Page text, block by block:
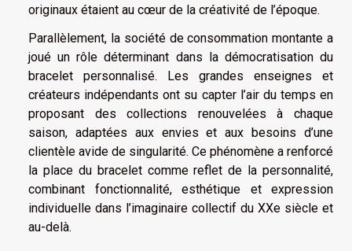
originaux étaient au cœur de la créativité de l’époque.
Parallèlement, la société de consommation montante a
joué un rôle déterminant dans la démocratisation du
bracelet personnalisé. Les grandes enseignes et
créateurs indépendants ont su capter l’air du temps en
proposant des collections renouvelées à chaque
saison, adaptées aux envies et aux besoins d’une
clientèle avide de singularité. Ce phénomène a renforcé
la place du bracelet comme reflet de la personnalité,
combinant fonctionnalité, esthétique et expression
individuelle dans l’imaginaire collectif du XXe siècle et
au-delà.